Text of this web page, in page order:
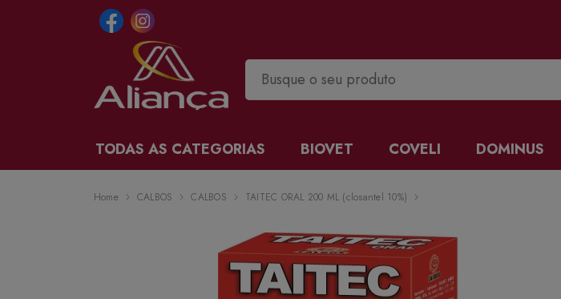
TODAS AS CATEGORIAS BIOVET COVELI DOMINUS
Home CALBOS CALBOS TAITEC ORAL 200 ML (closantel 10%)